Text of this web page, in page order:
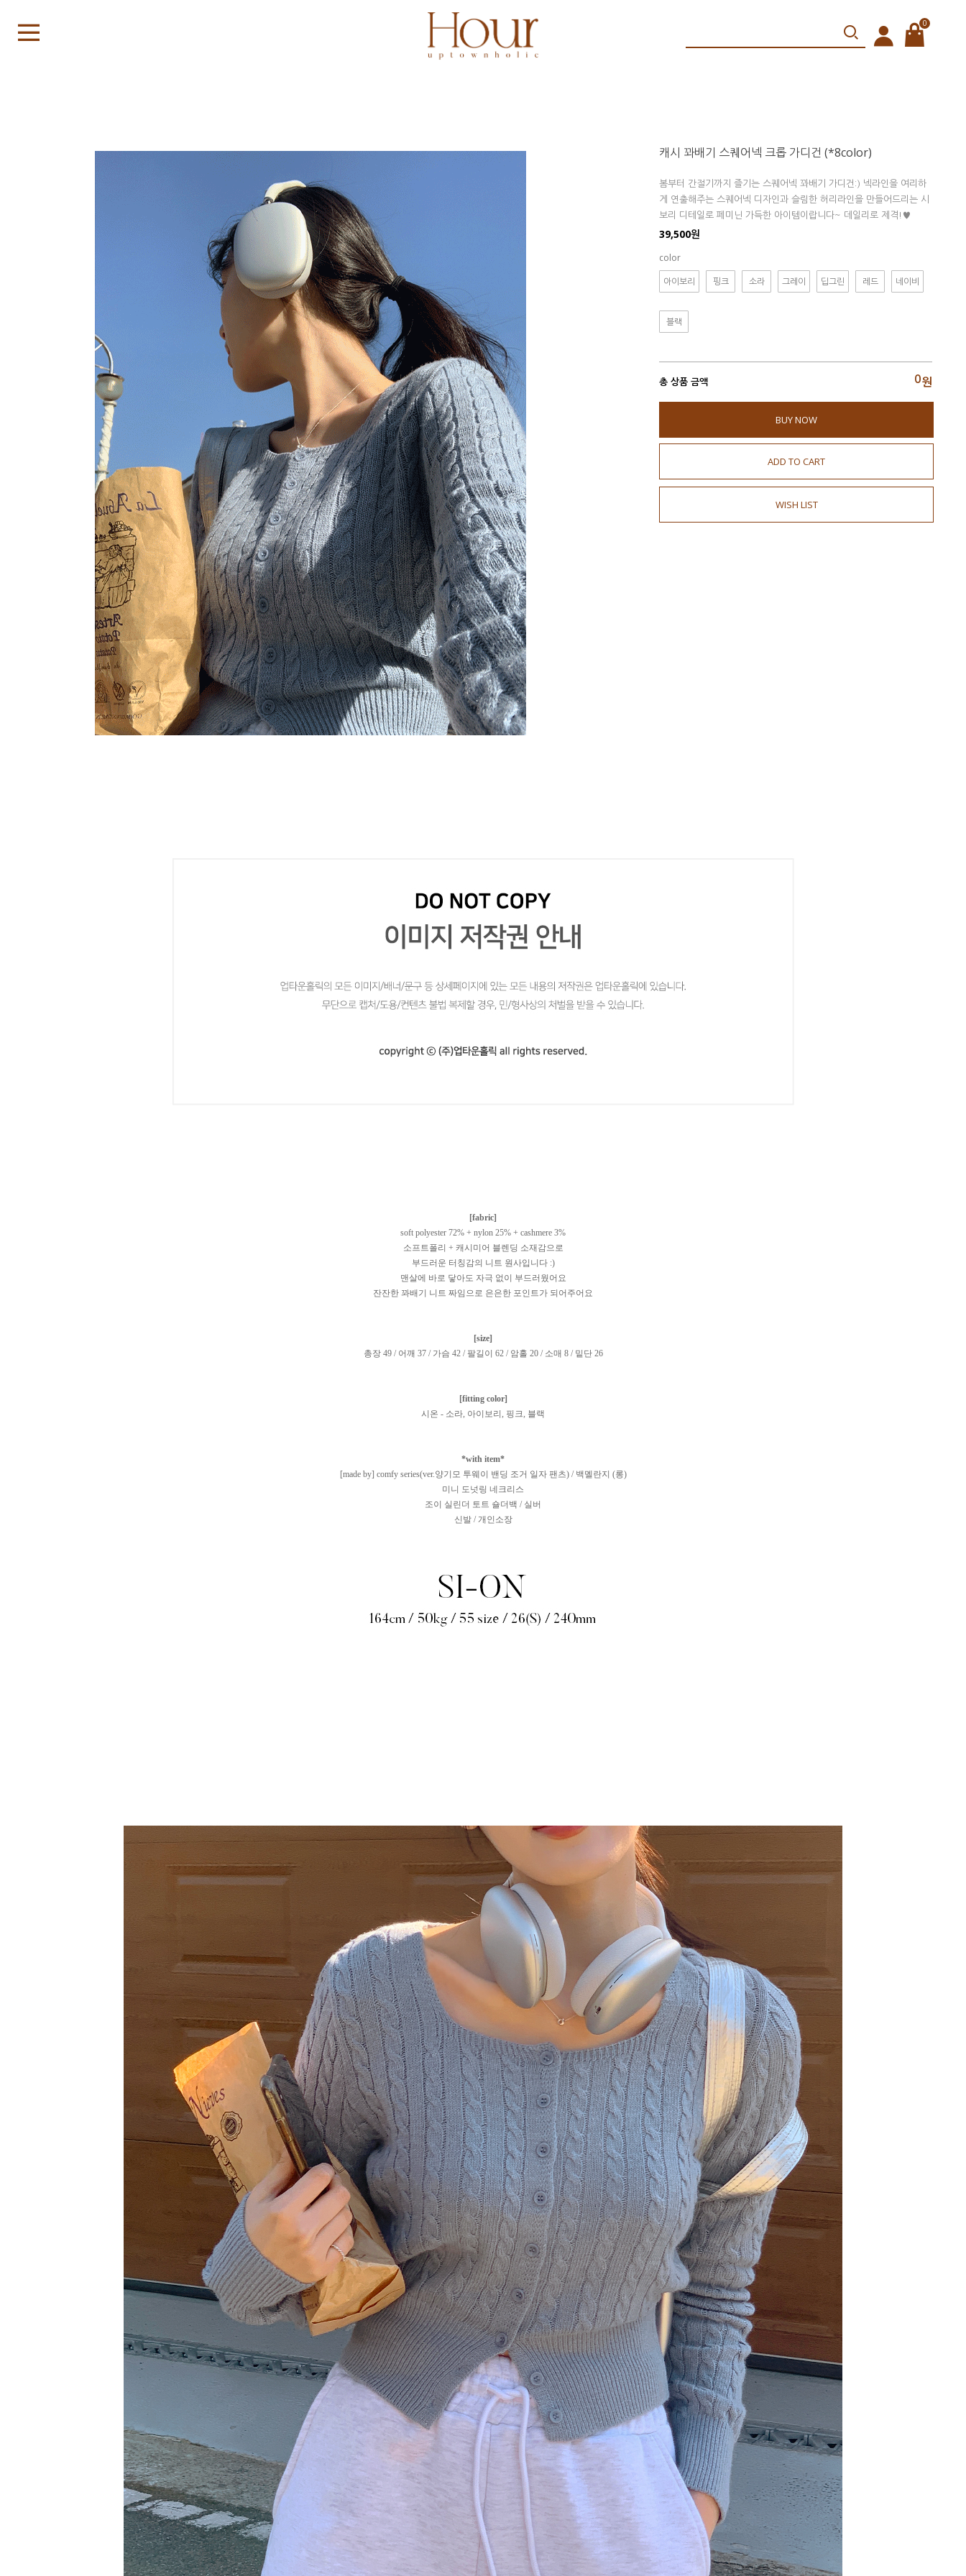
0
캐시 꽈배기 스퀘어넥 크롭 가디건 (*8color)
봄부터 간절기까지 즐기는 스퀘어넥 꽈배기 가디건:) 넥라인을 여리하
게 연출해주는 스퀘어넥 디자인과 슬림한 허리라인을 만들어드리는 시
보리 디테일로 페미닌 가득한 아이템이랍니다~ 데일리로 제격!♥
39,500원
color
아이보리
핑크 소라 그레이 딥그린 레드 네이비
블랙
총 상품 금액 0원
BUY NOW
ADD TO CART
WISH LIST
[fabric]
soft polyester 72% + nylon 25% + cashmere 3%
소프트폴리 + 캐시미어 블렌딩 소재감으로
부드러운 터칭감의 니트 원사입니다 :)
맨살에 바로 닿아도 자극 없이 부드러웠어요
잔잔한 꽈배기 니트 짜임으로 은은한 포인트가 되어주어요
[size]
총장 49 / 어깨 37 / 가슴 42 / 팔길이 62 / 암홀 20 / 소매 8 / 밑단 26
[fitting color]
시온 - 소라, 아이보리, 핑크, 블랙
*with item*
[made by] comfy series(ver.양기모 투웨이 밴딩 조거 일자 팬츠) / 백멜란지 (롱)
미니 도넛링 네크리스
조이 실린더 토트 숄더백 / 실버
신발 / 개인소장